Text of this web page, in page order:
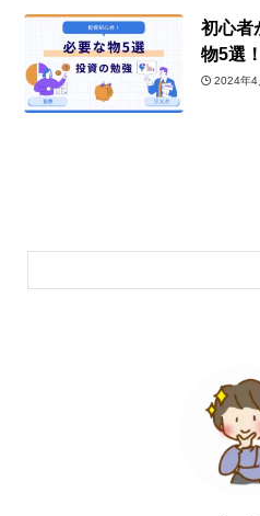
初心者
物5選！
2024年4